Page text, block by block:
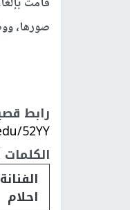
صورها،
رابط
52YY/
الفنانة
احلام